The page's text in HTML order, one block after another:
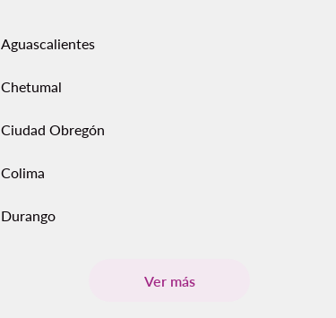
Aguascalientes
Chetumal
Ciudad Obregón
Colima
Durango
Ver más